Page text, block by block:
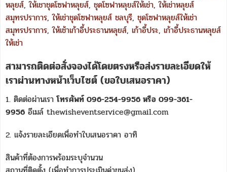
หลุยส์, ให้เชาชุดโซฟาหลุยส์, ชุดโซฟาหลุยส์ให้เช่า, ให้เช่าหลุยส์
สมุทรปราการ, ให้เช่าชุดโซฟาหลุยส์ ชลบุรี, ชุดโซฟาหลุยส์ให้เช่า
สมุทรปราการ, ให้เช้าเก้าอี้ประธานหลุยส์, เก้าอี้ประ, เก้าอี้ประธานหลุยส์
ให้เช่า
สามารถติดต่อสั่งจองได้โดยตรงหรือส่งรายละเอียดให้
เราผ่านทางหน้าเว็บไซต์ (ขอใบเสนอราคา)
1. ติดต่อผ่านเราโทรศัพท์ 096-254-9956 หรือ 099-361-
9956 อีเมล์ thewisheventservice@gmail.com
2. แจ้งรายละเอียดเพื่อทำใบเสนอราคา อาทิ
สินค้าที่ต้องการพร้อมระบุจำนวน